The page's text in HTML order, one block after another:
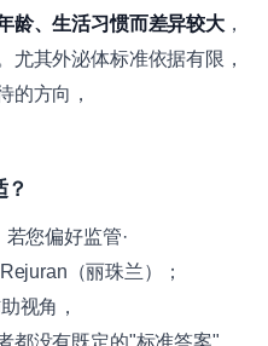
龄、生活习惯而差异较大 ，
尤其外泌体标准依据有限，
的方向，
若您偏好监管·
（丽珠兰）；
视角，
都没有既定的"标准答案"，